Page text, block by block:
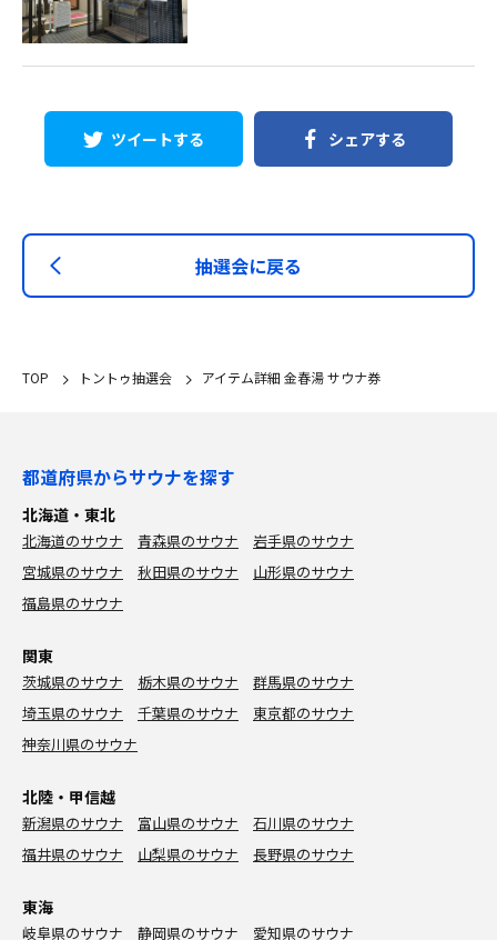
ツイートする シェアする
抽選会に戻る
TOP トントゥ抽選会 アイテム詳細 金春湯 サウナ券
都道府県からサウナを探す
北海道・東北
北海道のサウナ 青森県のサウナ
岩手県のサウナ
宮城県のサウナ
秋田県のサウナ
山形県のサウナ
福島県のサウナ
関東
茨城県のサウナ 栃木県のサウナ
群馬県のサウナ
埼玉県のサウナ
千葉県のサウナ
東京都のサウナ
神奈川県のサウナ
北陸・甲信越
新潟県のサウナ 富山県のサウナ
石川県のサウナ
福井県のサウナ
山梨県のサウナ 長野県のサウナ
東海
岐阜県のサウナ 静岡県のサウナ 愛知県のサウナ